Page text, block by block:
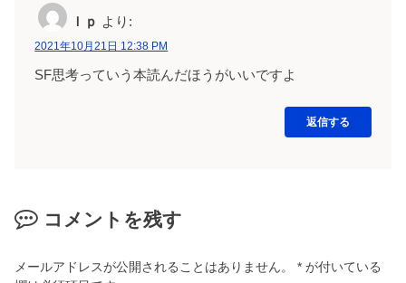
ｌｐ より:
2021年10月21日 12:38 PM
SF思考っていう本読んだほうがいいですよ
返信する
コメントを残す
メールアドレスが公開されることはありません。 * が付いている